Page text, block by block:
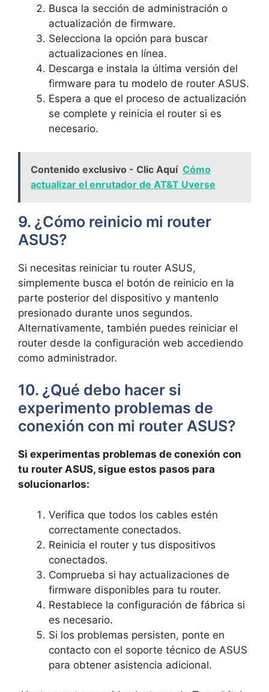
Busca la sección ⁢de administración o
actualización de firmware.
Selecciona la​ opción para buscar
actualizaciones en ⁤línea.
Descarga e instala ‍la⁣ última versión del
firmware para tu modelo de router ASUS.
Espera a⁤ que ⁢el proceso ⁣de actualización⁤
se complete y reinicia el‌ router si es
necesario.
Contenido exclusivo - Clic Aquí Cómo
actualizar el enrutador de AT&T Uverse
9. ¿Cómo ⁤reinicio mi router
ASUS?
Si necesitas reiniciar tu ​router ASUS,
simplemente busca el botón de reinicio en la
parte posterior del dispositivo y ‍mantenlo
presionado durante unos segundos.
Alternativamente, también ⁤puedes reiniciar⁤ el
‌router desde la configuración web⁢ accediendo
como administrador.
10. ¿Qué debo ​hacer si
experimento problemas ​de
‌conexión con ⁢mi router ASUS?
Si experimentas problemas de ‍conexión con
tu ‍router ⁤ASUS, sigue estos pasos para
solucionarlos:
Verifica que todos ⁤los cables estén
⁣correctamente conectados.
Reinicia el router y tus dispositivos
conectados.
Comprueba si hay actualizaciones de
firmware disponibles para tu router.
Restablece la configuración de fábrica​ si
es ‌necesario.
Si los problemas persisten, ponte en
contacto con el soporte‌ técnico de ASUS
para obtener asistencia⁣ adicional.